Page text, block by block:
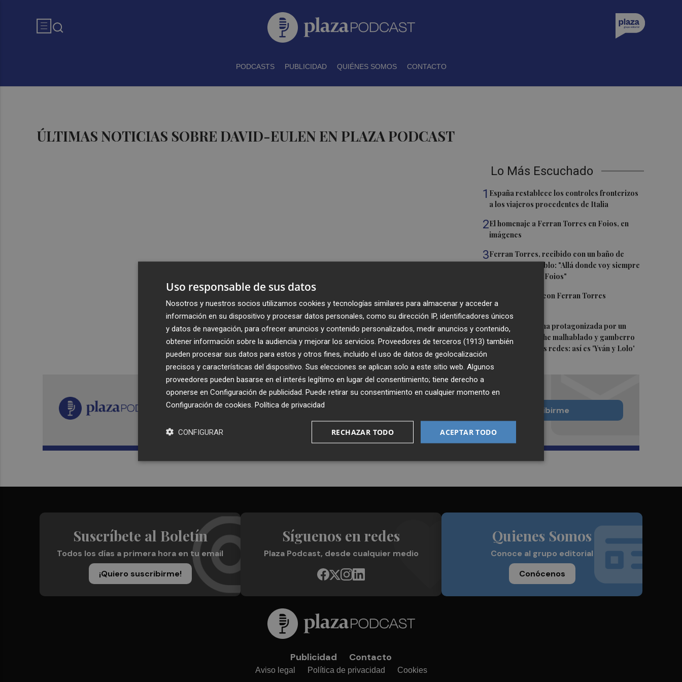
PODCASTS PUBLICIDAD QUIÉNES SOMOS CONTACTO
ÚLTIMAS NOTICIAS SOBRE DAVID-EULEN EN PLAZA PODCAST
Lo Más Escuchado
1 España restablece los controles fronterizos
a los viajeros procedentes de Italia
2El homenaje a Ferran Torres en Foios, en
imágenes
3Ferran Torres, recibido con un baño de
masas en su pueblo: "Allá donde voy siempre
digo que soy de Foios"
Foios se vuelca con Ferran Torres
5La serie murciana protagonizada por un
conejo de peluche malhablado y gamberro
que triunfa en las redes: así es 'Yván y Lolo'
Recibe toda la actualidad de
Plaza Podcast en tu correo
Quiero suscribirme
Suscríbete al Boletín
Todos los días a primera hora en tu email
¡Quiero suscribirme!
Síguenos en redes
Plaza Podcast, desde cualquier medio
Quienes Somos
Conoce al grupo editorial
Conócenos
Publicidad Contacto
Aviso legal Política de privacidad Cookies
Uso responsable de sus datos
Nosotros y nuestros socios utilizamos cookies y tecnologías similares para almacenar y acceder a
información en su dispositivo y procesar datos personales, como su dirección IP, identificadores únicos
y datos de navegación, para ofrecer anuncios y contenido personalizados, medir anuncios y contenido,
obtener información sobre la audiencia y mejorar los servicios. Proveedores de terceros (1913) también
pueden procesar sus datos para estos y otros fines, incluido el uso de datos de geolocalización
precisos y características del dispositivo. Sus elecciones se aplican solo a este sitio web. Algunos
proveedores pueden basarse en el interés legítimo en lugar del consentimiento; tiene derecho a
oponerse en Configuración de publicidad . Puede retirar su consentimiento en cualquier momento en
Configuración de cookies Política de privacidad
ACEPTAR TODO
RECHAZAR TODO
CONFIGURAR